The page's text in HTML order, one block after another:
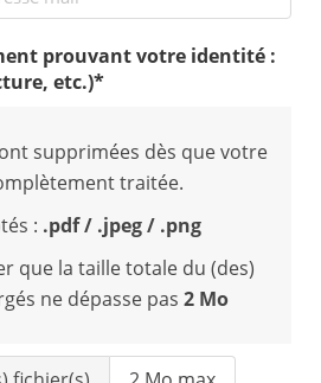
prouvant votre identité :
etc.)*
supprimées dès que votre
traitée.
: .pdf / .jpeg / .png
que la taille totale du (des)
ne dépasse pas 2 Mo